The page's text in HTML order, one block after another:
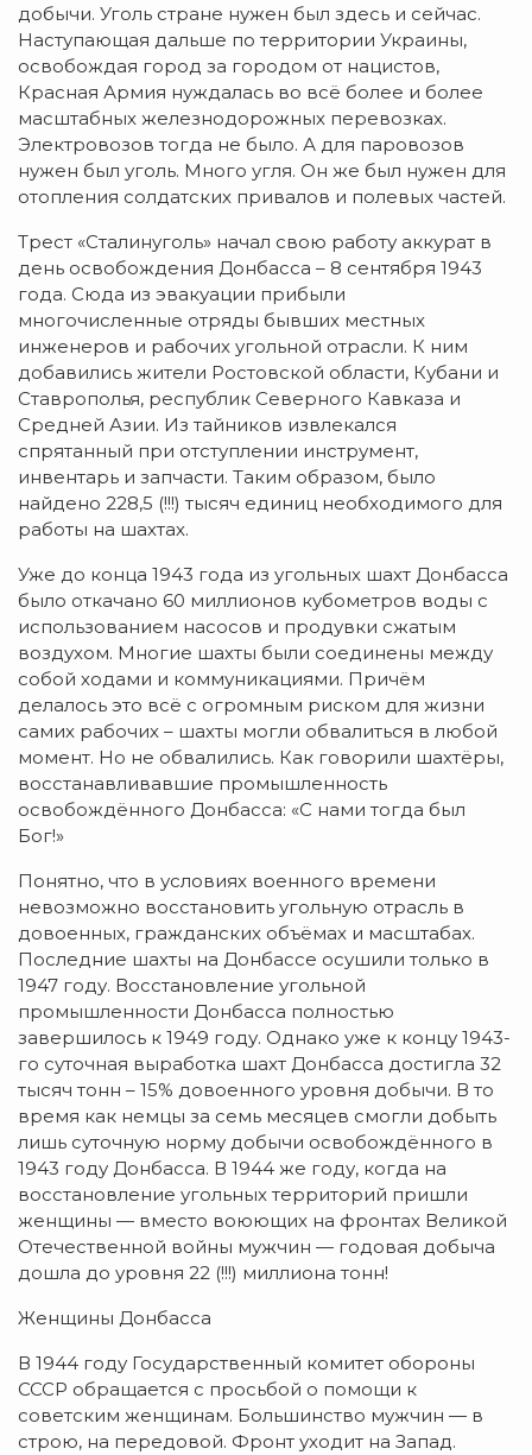
добычи. Уголь стране нужен был здесь и сейчас.
Наступающая дальше по территории Украины,
освобождая город за городом от нацистов,
Красная Армия нуждалась во всё более и более
масштабных железнодорожных перевозках.
Электровозов тогда не было. А для паровозов
нужен был уголь. Много угля. Он же был нужен для
отопления солдатских привалов и полевых частей.
Трест «Сталинуголь» начал свою работу аккурат в
день освобождения Донбасса – 8 сентября 1943
года. Сюда из эвакуации прибыли
многочисленные отряды бывших местных
инженеров и рабочих угольной отрасли. К ним
добавились жители Ростовской области, Кубани и
Ставрополья, республик Северного Кавказа и
Средней Азии. Из тайников извлекался
спрятанный при отступлении инструмент,
инвентарь и запчасти. Таким образом, было
найдено 228,5 (!!!) тысяч единиц необходимого для
работы на шахтах.
Уже до конца 1943 года из угольных шахт Донбасса
было откачано 60 миллионов кубометров воды с
использованием насосов и продувки сжатым
воздухом. Многие шахты были соединены между
собой ходами и коммуникациями. Причём
делалось это всё с огромным риском для жизни
самих рабочих – шахты могли обвалиться в любой
момент. Но не обвалились. Как говорили шахтёры,
восстанавливавшие промышленность
освобождённого Донбасса: «С нами тогда был
Бог!»
Понятно, что в условиях военного времени
невозможно восстановить угольную отрасль в
довоенных, гражданских объёмах и масштабах.
Последние шахты на Донбассе осушили только в
1947 году. Восстановление угольной
промышленности Донбасса полностью
завершилось к 1949 году. Однако уже к концу 1943-
го суточная выработка шахт Донбасса достигла 32
тысяч тонн – 15% довоенного уровня добычи. В то
время как немцы за семь месяцев смогли добыть
лишь суточную норму добычи освобождённого в
1943 году Донбасса. В 1944 же году, когда на
восстановление угольных территорий пришли
женщины — вместо воюющих на фронтах Великой
Отечественной войны мужчин — годовая добыча
дошла до уровня 22 (!!!) миллиона тонн!
Женщины Донбасса
В 1944 году Государственный комитет обороны
СССР обращается с просьбой о помощи к
советским женщинам. Большинство мужчин — в
строю, на передовой. Фронт уходит на Запад.